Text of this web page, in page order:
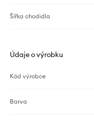
Šířka chodidla
Údaje o výrobku
Kód výrobce
Barva